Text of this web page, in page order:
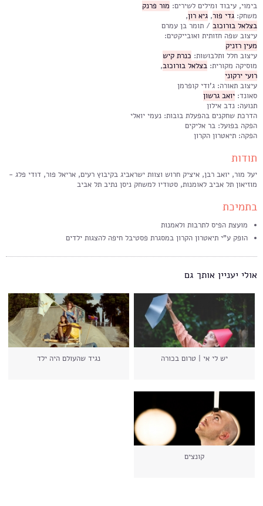
בימוי, עיבוד ומילים לשירים: מור פרנק
משחק: גדי פור, גיא רון,
בצלאל בורוכוב / תומר בן עמרם
עיצוב שפה חזותית ואובייקטים:
מעין רזניק
עיצוב חלל ותלבושות: כנרת קיש
מוסיקה מקורית: בצלאל בורוכוב,
רועי ירקוני
עיצוב תאורה: ג'ודי קופרמן
סאונד: יואב גרשון
תנועה: נדב אילון
הדרכת שחקנים בהפעלת בובות: נעמי יואלי
הפקה בפועל: בר אליקים
הפקה: תיאטרון הקרון
תודות
יעל מור, יואב רבן, איציק חרוש וצוות ישראביג בקיבוץ רעים, אריאל פור, דודי פלג -
מוזיאון תל אביב לאומנות, סטודיו למשחק ניסן נתיב תל אביב
בתמיכת
מועצת הפיס לתרבות ולאמנות
הופק ע"י תיאטרון הקרון במסגרת פסטיבל חיפה להצגות ילדים
אולי יעניין אותך גם
יש לי אי | טרום בכורה נגיד שהעולם היה ילד
קונצים